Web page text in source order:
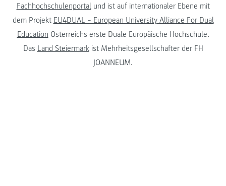
Fachhochschulenportalund ist auf internationaler Ebene mit
dem Projekt EU4DUAL – European University Alliance For Dual
Education Österreichs erste Duale Europäische Hochschule.
Das Land Steiermarkist Mehrheitsgesellschafter der FH
JOANNEUM.